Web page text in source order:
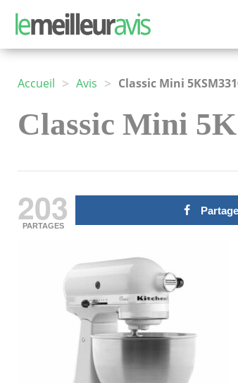
Accueil > Avis > Classic Mini
Classic Mini
203
PARTAGES